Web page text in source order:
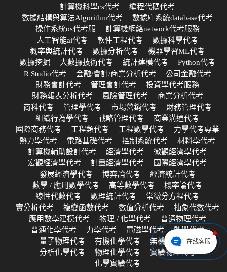
計算機科學cs代考
編程代碼代考
數據結構與算法Algorithm代考
數據庫系統database代考
操作系統os代考服
計算機網絡network代考服務
人工智能ai代考
軟件工程代考
數據科學代考
概率與統計代考
數據分析代考
機器學習ML代考
數據挖掘
大數據技術代考 統計建模代考
Python代考
R Studio代考
金融/會計/商業分析代考
公司金融代考
財務會計代考
管理會計代考
投資學代考服務
財務報表分析代考
風險管理代考
商業分析代考
商科代考
管理學代考 市場營銷代考
財務管理代考
組織行為學代考
戰略管理代考
商業溝通代考
國際商務代考
工程類代考 工程數學代考
力學代考專業
熱力學代考
電路基礎代考 控制系統代考
材料學代考
計算機輔助設計代考
經濟學代考
微觀經濟學代考
宏觀經濟學代考
計量經濟學代考
國際經濟學代考
發展經濟學代考
博弈論代考
經濟統計代考
數學 / 應用數學代考
高等數學代考
概率論代考
線性代數代考
數理統計代考
常微分方程代考
實分析代考
複變函數代考 數值分析代考
抽象代數代考
應用數學建模代考
物理 / 化學代考
普通物理代考
普通化學代考
力學代考 電磁學代考
熱學代考
量子物理代考
有機化學代考
無機化學代考
分析化學代考
物理化學代考
實驗物理代考
化學實驗代考
在线客服